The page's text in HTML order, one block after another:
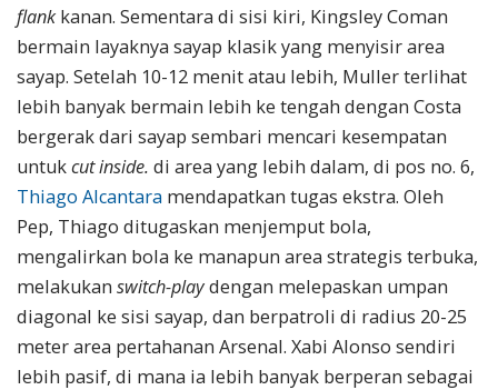
flankkanan. Sementara di sisi kiri, Kingsley Coman
bermain layaknya sayap klasik yang menyisir area
sayap. Setelah 10-12 menit atau lebih, Muller terlihat
lebih banyak bermain lebih ke tengah dengan Costa
bergerak dari sayap sembari mencari kesempatan
untukcut inside. di area yang lebih dalam, di pos no. 6,
Thiago Alcantara mendapatkan tugas ekstra. Oleh
Pep, Thiago ditugaskan menjemput bola,
mengalirkan bola ke manapun area strategis terbuka,
melakukan switch-playdengan melepaskan umpan
diagonal ke sisi sayap, dan berpatroli di radius 20-25
meter area pertahanan Arsenal. Xabi Alonso sendiri
lebih pasif, di mana ia lebih banyak berperan sebagai